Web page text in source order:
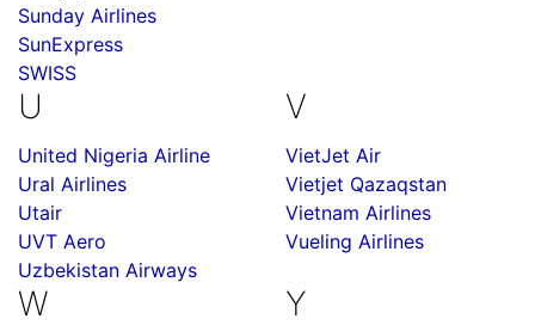
Sunday Airlines
SunExpress
SWISS
U
United Nigeria Airline
Ural Airlines
Utair
UVT Aero
Uzbekistan Airways
V
VietJet Air
Vietjet Qazaqstan
Vietnam Airlines
Vueling Airlines
W Y